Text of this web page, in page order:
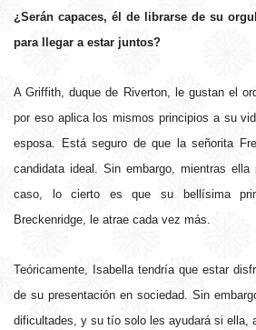
¿Serán capaces, él de librarse de su
para llegar a estar juntos?
A Griffith, duque de Riverton, le gustan el
por eso aplica los mismos principios a su
esposa. Está seguro de que la señorita
candidata ideal. Sin embargo, mientras ella
caso, lo cierto es que su bellísima
Breckenridge, le atrae cada vez más.
Teóricamente, Isabella tendría que estar
de su presentación en sociedad. Sin
dificultades, y su tío solo les ayudará si ella,